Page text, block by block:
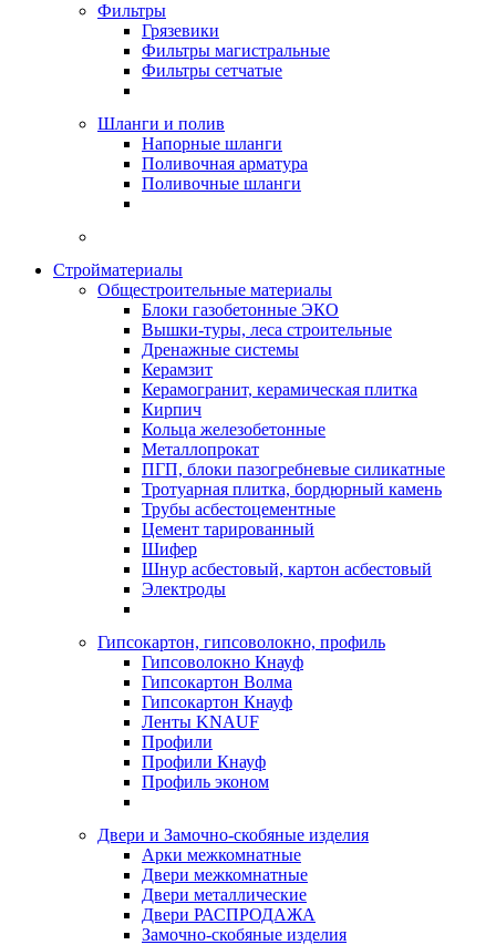
Фильтры
Грязевики
Фильтры магистральные
Фильтры сетчатые
Шланги и полив
Напорные шланги
Поливочная арматура
Поливочные шланги
Стройматериалы
Oбщестроительные материалы
Блоки газобетонные ЭКО
Вышки-туры, леса строительные
Дренажные системы
Керамзит
Керамогранит, керамическая плитка
Кирпич
Кольца железобетонные
Металлопрокат
ПГП, блоки пазогребневые силикатные
Тротуарная плитка, бордюрный камень
Трубы асбестоцементные
Цемент тарированный
Шифер
Шнур асбестовый, картон асбестовый
Электроды
Гипсокартон, гипсоволокно, профиль
Гипсоволокно Кнауф
Гипсокартон Волма
Гипсокартон Кнауф
Ленты KNAUF
Профили
Профили Кнауф
Профиль эконом
Двери и Замочно-скобяные изделия
Арки межкомнатные
Двери межкомнатные
Двери металлические
Двери РАСПРОДАЖА
Замочно-скобяные изделия